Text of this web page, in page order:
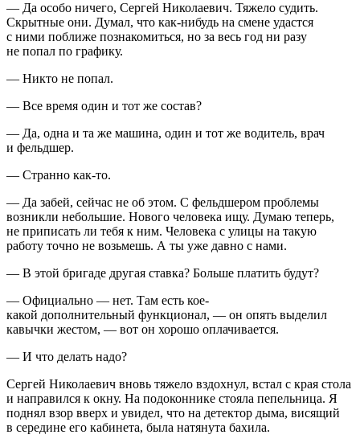
— Да особо ничего, Сергей Николаевич. Тяжело судить.
Скрытные они. Думал, что как-нибудь на смене удастся
с ними поближе познакомиться, но за весь год ни разу
не попал по графику.
— Никто не попал.
— Все время один и тот же состав?
— Да, одна и та же машина, один и тот же водитель, врач
и фельдшер.
— Странно как-то.
— Да забей, сейчас не об этом. С фельдшером проблемы
возникли небольшие. Нового человека ищу. Думаю теперь,
не приписать ли тебя к ним. Человека с улицы на такую
работу точно не возьмешь. А ты уже давно с нами.
— В этой бригаде другая ставка? Больше платить будут?
— Официально — нет. Там есть кое-
какой дополнительный функционал, — он опять выделил
кавычки жестом, — вот он хорошо оплачивается.
— И что делать надо?
Сергей Николаевич вновь тяжело вздохнул, встал с края стола
и направился к окну. На подоконнике стояла пепельница. Я
поднял взор вверх и увидел, что на детектор дыма, висящий
в середине его кабинета, была натянута бахила.